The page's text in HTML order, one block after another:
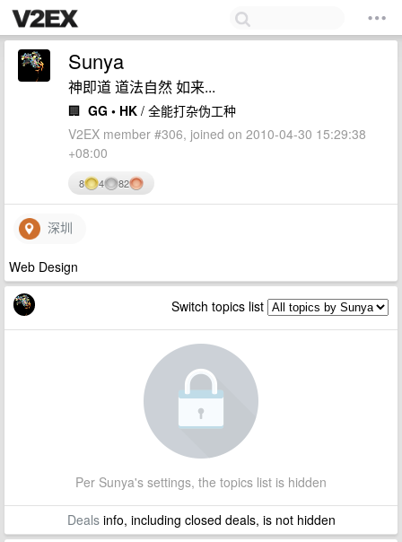
Sunya
神即道 道法自然 如来...
🏢 GG • HK / 全能打杂伪工种
V2EX member #306, joined on 2010-04-30 15:29:38
+08:00
8 4 82
深圳
Web Design
Switch topics list
Per Sunya's settings, the topics list is hidden
Dealsinfo, including closed deals, is not hidden